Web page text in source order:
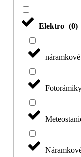
Elektro (0)